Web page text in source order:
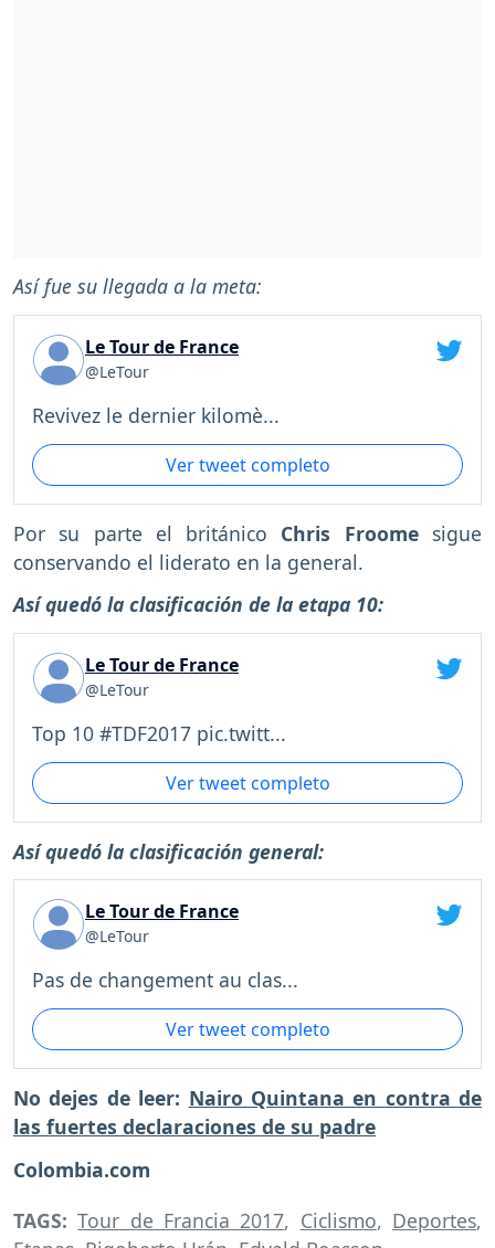
Así fue su llegada a la meta:
Le Tour de France
@LeTour
Revivez le dernier kilomè...
Ver tweet completo
Por su parte el británico Chris Froomesigue
conservando el liderato en la general.
Así quedó la clasificación de la etapa 10:
Le Tour de France
@LeTour
Top 10 #TDF2017 pic.twitt...
Ver tweet completo
Así quedó la clasificación general:
Le Tour de France
@LeTour
Pas de changement au clas...
Ver tweet completo
No dejes de leer: Nairo Quintana en contra de
las fuertes declaraciones de su padre
Colombia.com
TAGS:Tour de Francia 2017, Ciclismo, Deportes,